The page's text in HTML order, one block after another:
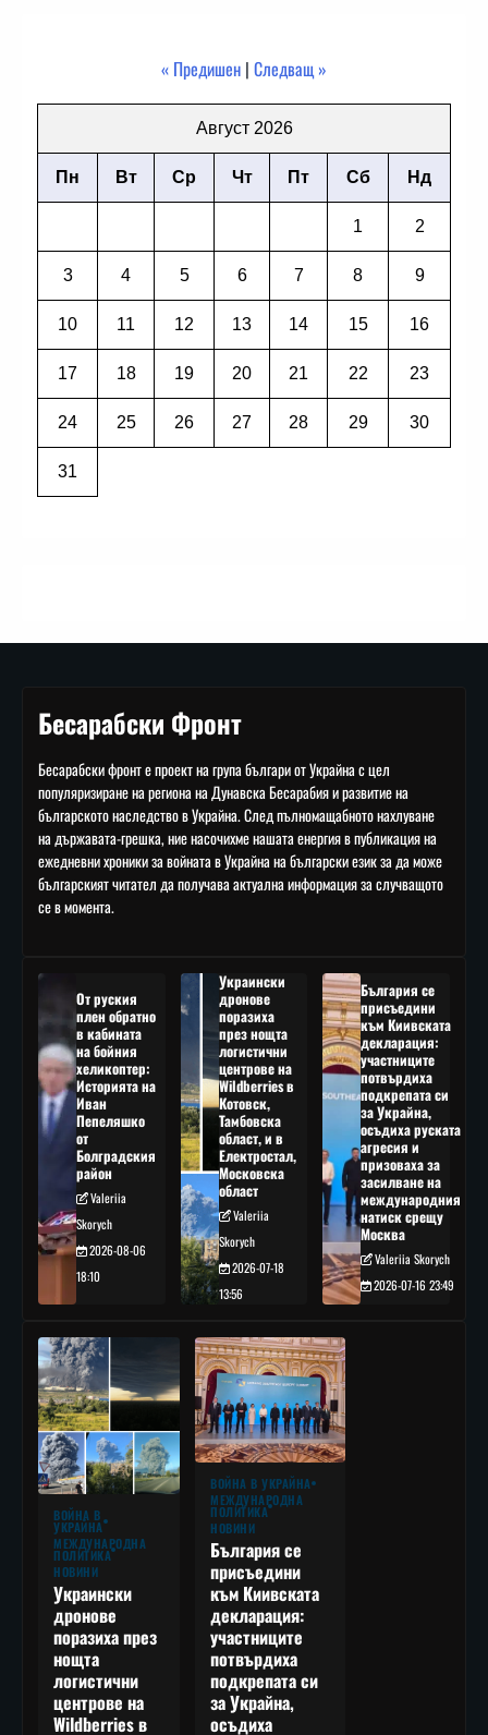
« Предишен | Следващ »
Август 2026
Пн Вт Ср Чт Пт Сб Нд
1 2
3 4 5 6 7 8 9
10 11 12 13 14 15 16
17 18 19 20 21 22 23
24 25 26 27 28 29 30
31
Бесарабски Фронт
Бесарабски фронт е проект на група българи от Украйна с цел
популяризиране на региона на Дунавска Бесарабия и развитие на
българското наследство в Украйна. След пълномащабното нахлуване
на държавата-грешка, ние насочихме нашата енергия в публикация на
ежедневни хроники за войната в Украйна на български език за да може
българският читател да получава актуална информация за случващото
се в момента.
От руския
плен обратно
в кабината
на бойния
хеликоптер:
Историята на
Иван
Пепеляшко
от
Болградския
район
Valeriia
Skorych
2026-08-06
18:10
Украински
дронове
поразиха
през нощта
логистични
центрове на
Wildberries в
Котовск,
Тамбовска
област, и в
Електростал,
Московска
област
Valeriia
Skorych
2026-07-18
13:56
България се
присъедини
към Киивската
декларация:
участниците
потвърдиха
подкрепата си
за Украйна,
осъдиха руската
агресия и
призоваха за
засилване на
международния
натиск срещу
Москва
Valeriia Skorych
2026-07-16 23:49
ВОЙНА В
УКРАЙНА
МЕЖДУНАРОДНА
ПОЛИТИКА
НОВИНИ
Украински
дронове
поразиха през
нощта
логистични
центрове на
Wildberries в
ВОЙНА В УКРАЙНА
МЕЖДУНАРОДНА
ПОЛИТИКА
НОВИНИ
България се
присъедини
към Киивската
декларация:
участниците
потвърдиха
подкрепата си
за Украйна,
осъдиха